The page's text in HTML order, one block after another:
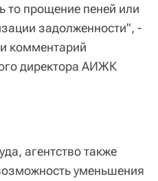
то прощение пеней или
задолженности", -
комментарий
директора АИЖК
агентство также
уменьшения